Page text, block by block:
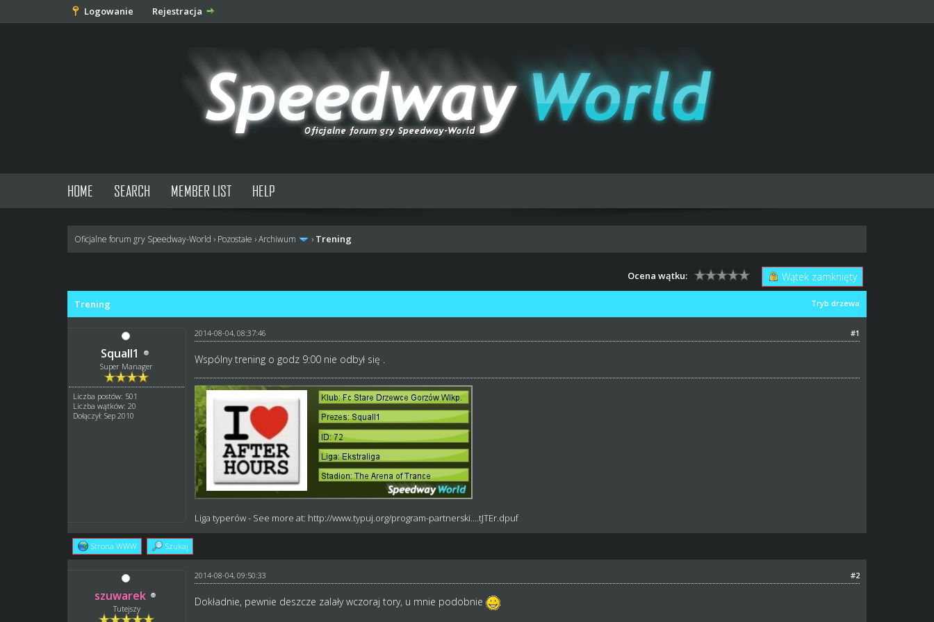
Logowanie Rejestracja
HOME SEARCH MEMBER LIST HELP
Oficjalne forum gry Speedway-World › Pozostałe ›Archiwum › Trening
Wątek zamknięty
Ocena wątku:
Tryb drzewa
Trening
Squall1
Super Manager
Liczba postów: 501
Liczba wątków: 20
Dołączył: Sep 2010
#1
2014-08-04, 08:37:46
Wspólny trening o godz 9:00 nie odbył się .
Liga typerów- See more at: http://www.typuj.org/program-partnerski....tJTEr.dpuf
Strona WWW Szukaj
szuwarek
Tutejszy
#2
2014-08-04, 09:50:33
Dokładnie, pewnie deszcze zalały wczoraj tory, u mnie podobnie